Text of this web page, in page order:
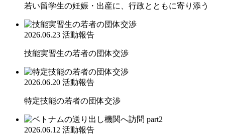
若い留学生の妊娠・出産に、行政とともに寄り添う
2026.06.23 活動報告
技能実習生の若者の団体交渉
2026.06.20 活動報告
特定技能の若者の団体交渉
2026.06.12 活動報告